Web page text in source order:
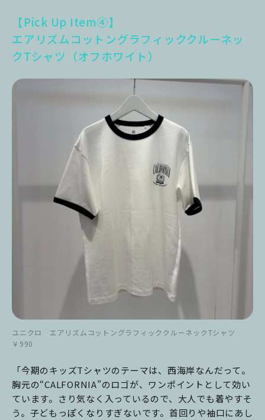
【Pick Up Item④】
エアリズムコットングラフィッククルーネッ
クTシャツ（オフホワイト）
ユニクロ エアリズムコットングラフィッククルーネックTシャツ
￥990
「今期のキッズTシャツのテーマは、西海岸なんだって。
胸元の“CALFORNIA”のロゴが、ワンポイントとして効い
ています。さり気なく入っているので、大人でも着やすそ
う。子どもっぽくなりすぎないです。首回りや袖口にあし